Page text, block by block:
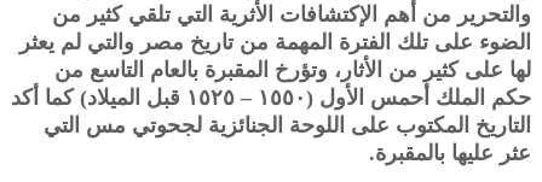
والتحرير من أهم الإكتشافات الأثرية التي تلقي كثير من
الضوء على تلك الفترة المهمة من تاريخ مصر والتي لم يعثر
لها على كثير من الأثار، وتؤرخ المقبرة بالعام التاسع من
حكم الملك أحمس الأول (١٥٥٠ – ١٥٢٥ قبل الميلاد) كما أكد
التاريخ المكتوب على اللوحة الجنائزية لجحوتي مس التي
عثر عليها بالمقبرة.